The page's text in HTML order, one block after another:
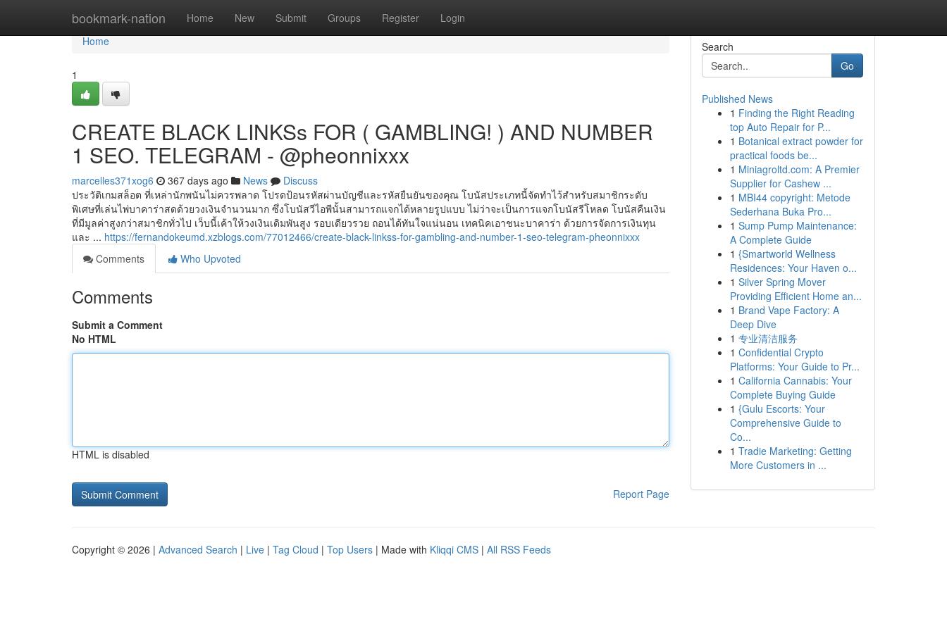
bookmark-nation Home New Submit Groups Register Login
Home
Home
1
CREATE BLACK LINKSs FOR ( GAMBLING! ) AND NUMBER
1 SEO. TELEGRAM - @pheonnixxx
marcelles371xog6 367 days ago News
Discuss
ประวัติเกมสล็อต ที่เหล่านักพนันไม่ควรพลาด โปรดป้อนรหัสผ่านบัญชีและรหัสยืนยันของคุณ โบนัสประเภทนี้จัดทำไว้สำหรับสมาชิกระดับ
พิเศษที่เล่นไพ่บาคาร่าสดด้วยวงเงินจำนวนมาก ซึ่งโบนัสวีไอพีนั้นสามารถแจกได้หลายรูปแบบ ไม่ว่าจะเป็นการแจกโบนัสรีโหลด โบนัสคืนเงิน
ที่มีมูลค่าสูงกว่าสมาชิกทั่วไป เว็บนี้เค้าให้วงเงินเดิมพันสูง รอบเดียวรวย ถอนได้ทันใจแน่นอน เทคนิคเอาชนะบาคาร่า ด้วยการจัดการเงินทุน
และ ... https://fernandokeumd.xzblogs.com/77012466/create-black-linkss-for-gambling-and-number-1-seo-telegram-pheonnixxx
Comments
Who Upvoted
Comments
Submit a Comment
No HTML
HTML is disabled
Report Page
Search
Go
Published News
1 Finding the Right Reading
top Auto Repair for P...
1 Botanical extract powder for
practical foods be...
1 Miniagroltd.com: A Premier
Supplier for Cashew ...
1 MBI44 copyright: Metode
Sederhana Buka Pro...
1 Sump Pump Maintenance:
A Complete Guide
1 {Smartworld Wellness
Residences: Your Haven o...
1 Silver Spring Mover
Providing Efficient Home an...
1 Brand Vape Factory: A
Deep Dive
1 专业清洁服务
1 Confidential Crypto
Platforms: Your Guide to Pr...
1 California Cannabis: Your
Complete Buying Guide
1 {Gulu Escorts: Your
Comprehensive Guide to
Co...
1 Tradie Marketing: Getting
More Customers in ...
Copyright © 2026 | Advanced Search | Live | Tag Cloud | Top Users | Made with Kliqqi CMS | All RSS Feeds